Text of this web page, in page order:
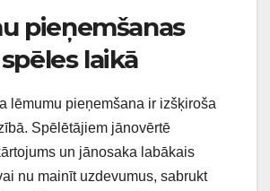
pieņemšanas
laikā
lēmumu pieņemšana ir izšķiroša
Spēlētājiem jānovērtē
un jānosaka labākais
nu mainīt uzdevumus, sabrukt